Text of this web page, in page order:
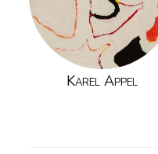
Karel Appel